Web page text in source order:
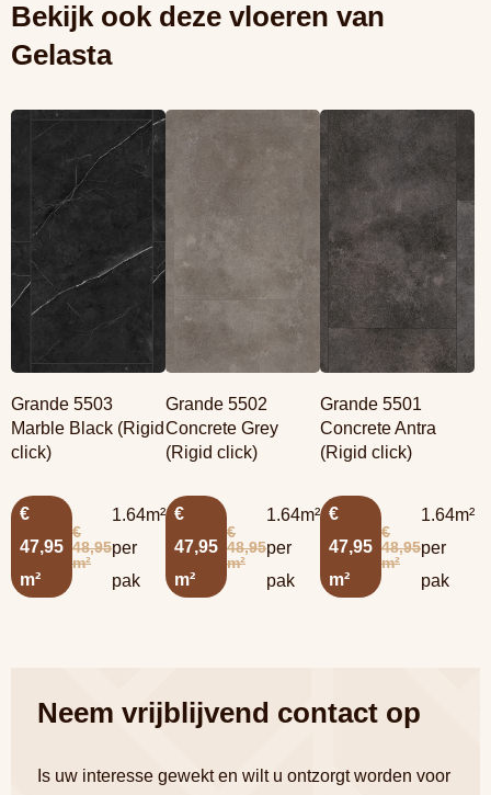
Bekijk ook deze vloeren van
Gelasta
Grande 5503
Marble Black (Rigid
click)
€
47,95
m²
€
48,95
m²
1.64m²
per
pak
Lees meer
overGrande 5503
Marble Black (Rigid
click)
Grande 5502
Concrete Grey
(Rigid click)
€
47,95
m²
€
48,95
m²
1.64m²
per
pak
Lees meer
(Rigid click)
Grande 5501
Concrete Antra
(Rigid click)
€
47,95
m²
€
48,95
m²
1.64m²
per
pak
Lees meer
overGrande 5501
Concrete Antra
(Rigid click)
Neem vrijblijvend contact op
Is uw interesse gewekt en wilt u ontzorgt worden voor